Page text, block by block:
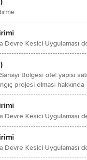
Devre Kesici Uygulaması
Bölgesi otel yapısı
projesi olması hakkında
Devre Kesici Uygulaması
Devre Kesici Uygulaması